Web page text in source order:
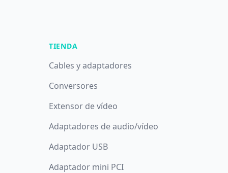
TIENDA
Cables y adaptadores
Conversores
Extensor de vídeo
Adaptadores de audio/vídeo
Adaptador USB
Adaptador mini PCI